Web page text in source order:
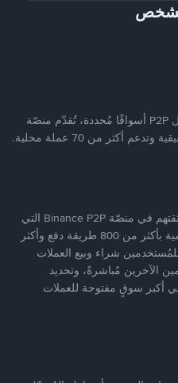
لشخص
بينما تستهدف العديد من منصّات تداول P2P أسواقًا مُحددة، تُقدّم منصّة
يضع ملايين المُستخدمين حول العالم ثقتهم في منصّة Binance P2P التي
توفّر منصّة آمنة لتداول العملات الرقمية بأكثر من 800 طريقة دفع وأكثر
للمُستخدمين شراء وبيع العملات
الآخرين مُباشرةً، وتحديد
أكبر سوقٍ مفتوحة للعملات